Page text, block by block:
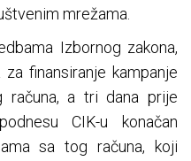
mrežama.
Izbornog zakona,
finansiranje kampanje
računa, a tri dana prije
CIK-u konačan
sa tog računa, koji